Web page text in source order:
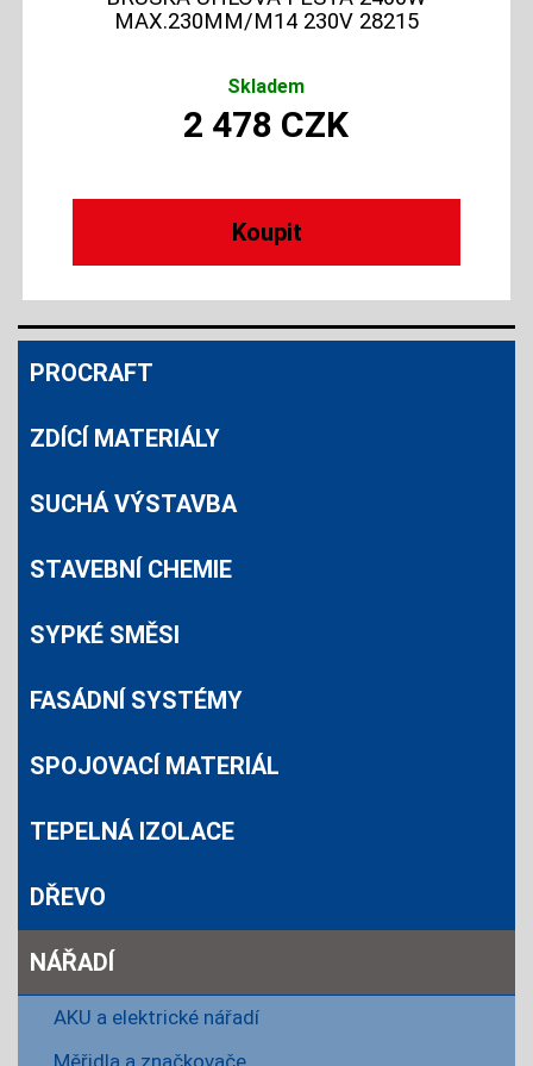
MAX.230MM/M14 230V 28215
Skladem
2 478 CZK
PROCRAFT
ZDÍCÍ MATERIÁLY
SUCHÁ VÝSTAVBA
STAVEBNÍ CHEMIE
SYPKÉ SMĚSI
FASÁDNÍ SYSTÉMY
SPOJOVACÍ MATERIÁL
TEPELNÁ IZOLACE
DŘEVO
NÁŘADÍ
AKU a elektrické nářadí